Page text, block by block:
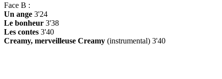
Face B :
Un ange 3'24
Le bonheur 3'38
Les contes 3'40
Creamy, merveilleuse Creamy (instrumental) 3'40